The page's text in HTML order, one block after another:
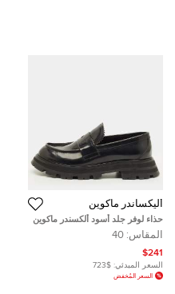
أليكساندر ماكوين
حذاء لوفر جلد أسود ألكسندر ماكوين
وندر مقاس 40
المقاس: 40
$241
السعر المبدئي: $723
السعر المُخفض